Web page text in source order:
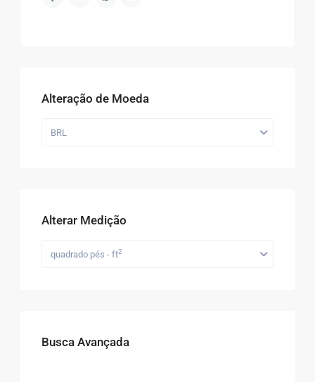
Alteração de Moeda
BRL
Alterar Medição
quadrado pés - ft2
Busca Avançada